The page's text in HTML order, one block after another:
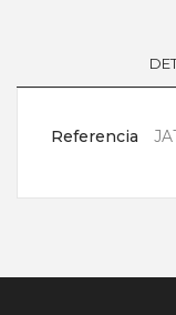
Referencia